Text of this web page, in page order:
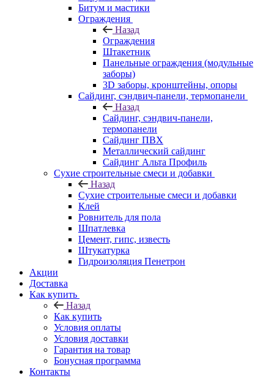
Битум и мастики
Ограждения
Назад
Ограждения
Штакетник
Панельные ограждения (модульные
заборы)
3D заборы, кронштейны, опоры
Cайдинг, сэндвич-панели, термопанели
Назад
Cайдинг, сэндвич-панели,
термопанели
Сайдинг ПВХ
Металлический сайдинг
Сайдинг Альта Профиль
Сухие строительные смеси и добавки
Назад
Сухие строительные смеси и добавки
Клей
Ровнитель для пола
Шпатлевка
Цемент, гипс, известь
Штукатурка
Гидроизоляция Пенетрон
Акции
Доставка
Как купить
Назад
Как купить
Условия оплаты
Условия доставки
Гарантия на товар
Бонусная программа
Контакты